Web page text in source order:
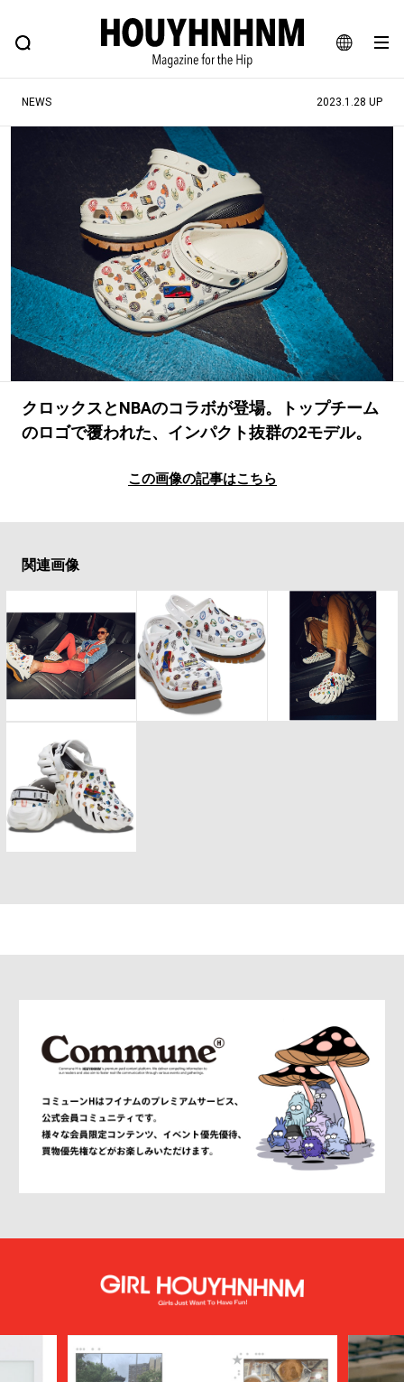
JA
EN
FEATURE BLOG SNAP
ヒップなファッション、カルチャー、ライフスタイルWEBマガジン
#SHOPPING ADDICT #憧れの逸品
#ESSENTIAL DESIGNS #古着サミット
#NEW VINTAGE #マイナーグッド図鑑
#路地裏てぃーん。 #MONTHLY JOURNAL
#GH 銘品の所以 #フイナムのYouTube
#Commune H #FOCUS IT #AH.H
#ととけん #FASHION #MUSIC #MOVIE
#LIFESTYLE #SNEAKER #OUTDOOR
#SPORTS #HANDSOME HANDBOOK
NEWS 2023.1.28 UP
クロックスとNBAのコラボが登場。トップチーム
のロゴで覆われた、インパクト抜群の2モデル。
この画像の記事はこちら
関連画像